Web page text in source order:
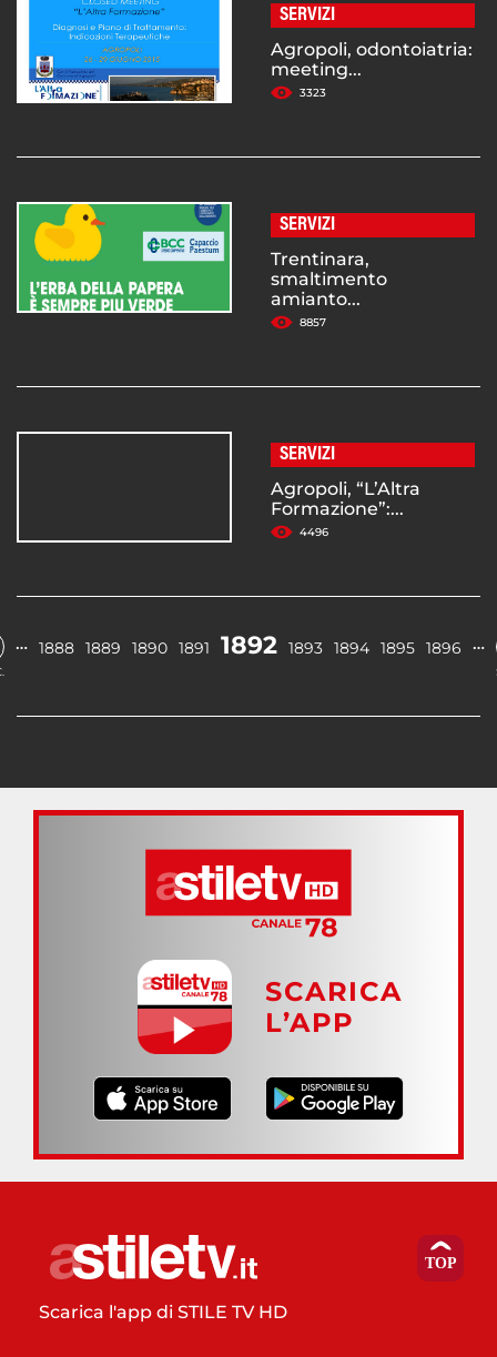
SERVIZI
Agropoli, odontoiatria:
meeting...
3323
SERVIZI
Trentinara,
smaltimento
amianto...
8857
SERVIZI
Agropoli, “L’Altra
Formazione”:...
4496
… 1888 1889 1890 1891 1892 1893 1894 1895 1896 …
SCARICA
L’APP
Scarica l'app di STILE TV HD